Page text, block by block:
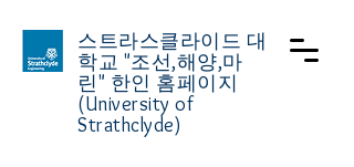
스트라스클라이드 대
학교 "조선,해양,마
린" 한인 홈페이지
(University of
Strathclyde)